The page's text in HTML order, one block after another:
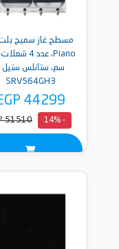
مسطح غاز سميج
سم، ستانلس ستيل
SRV564GH3
44299
- 14%
51510